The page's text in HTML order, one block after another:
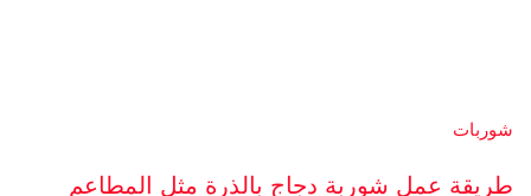
شوربات
طريقة عمل شوربة دجاج بالذرة مثل المطاعم